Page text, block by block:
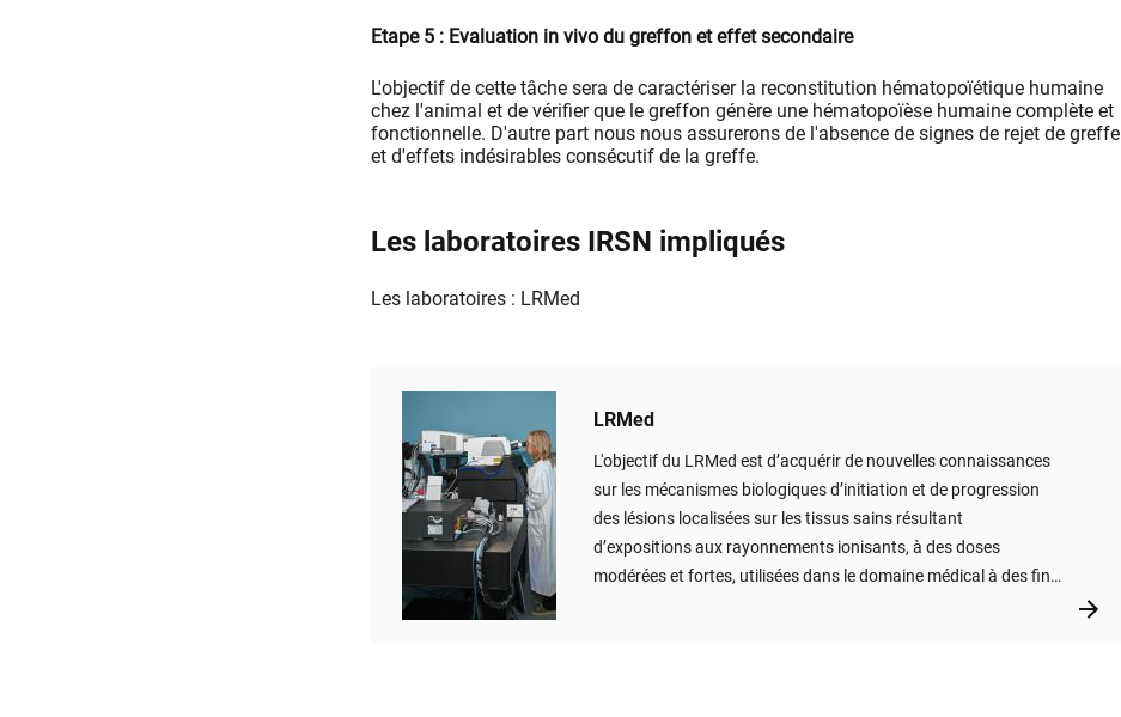
Etape 5 : Evaluation in vivo du greffon et effet secondaire
L'objectif de cette tâche sera de caractériser la reconstitution hématopoïétique humaine
chez l'animal et de vérifier que le greffon génère une hématopoïèse humaine complète et
fonctionnelle. D'autre part nous nous assurerons de l'absence de signes de rejet de greffe
et d'effets indésirables consécutif de la greffe.
Les laboratoires IRSN impliqués
Les laboratoires : LRMed
LRMed
L'objectif du LRMed est d’acquérir de nouvelles connaissances
sur les mécanismes biologiques d’initiation et de progression
des lésions localisées sur les tissus sains résultant
d’expositions aux rayonnements ionisants, à des doses
modérées et fortes, utilisées dans le domaine médical à des fins